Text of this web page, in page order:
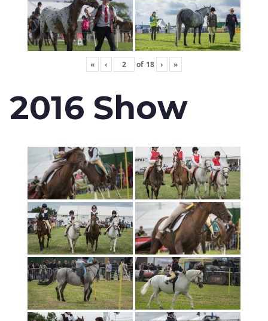
« ‹ of 18 › »
2016 Show